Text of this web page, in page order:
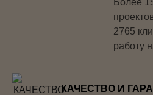
2765
работу
КАЧЕСТВО И